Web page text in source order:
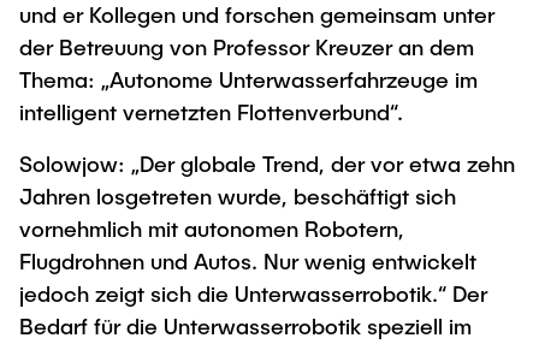
und er Kollegen und forschen gemeinsam unter
der Betreuung von Professor Kreuzer an dem
Thema: „Autonome Unterwasserfahrzeuge im
intelligent vernetzten Flottenverbund“.
Solowjow: „Der globale Trend, der vor etwa zehn
Jahren losgetreten wurde, beschäftigt sich
vornehmlich mit autonomen Robotern,
Flugdrohnen und Autos. Nur wenig entwickelt
jedoch zeigt sich die Unterwasserrobotik.“ Der
Bedarf für die Unterwasserrobotik speziell im